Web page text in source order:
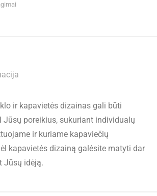
ir kapavietės dizainas gali būti
Jūsų poreikius, sukuriant individualų
ir kuriame kapaviečių
kapavietės dizainą galėsite matyti dar
Jūsų idėją.